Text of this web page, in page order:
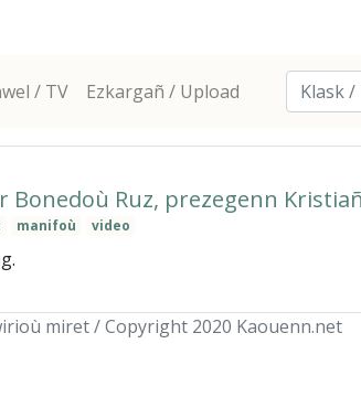
/ TV Ezkargañ / Upload
Bonedoù Ruz, prezegenn
manifoù video
miret / Copyright 2020 Kaouenn.net